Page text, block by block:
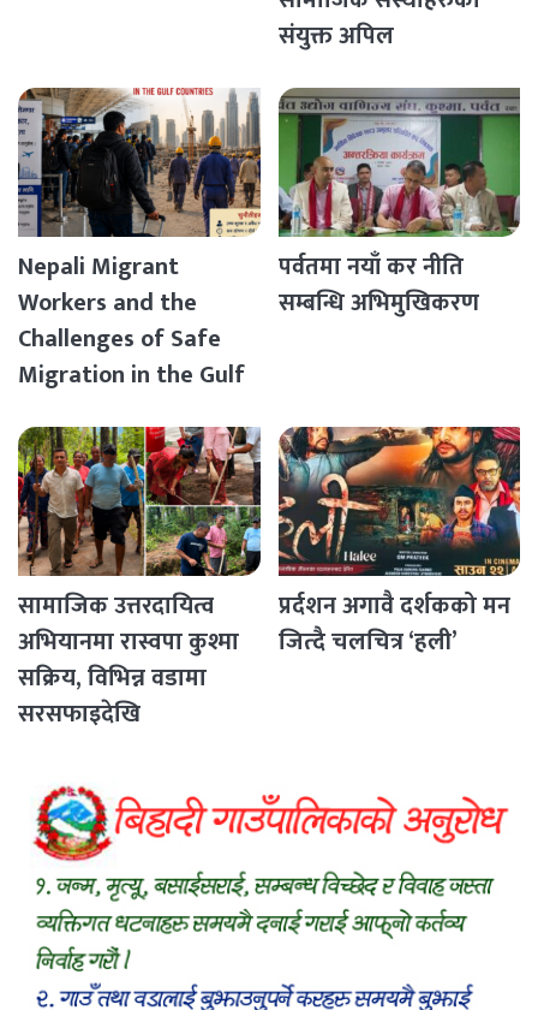
संयुक्त अपिल
Nepali Migrant
Workers and the
Challenges of Safe
Migration in the Gulf
पर्वतमा नयाँ कर नीति
सम्बन्धि अभिमुखिकरण
सामाजिक उत्तरदायित्व
अभियानमा रास्वपा कुश्मा
सक्रिय, विभिन्न वडामा
सरसफाइदेखि
प्रर्दशन अगावै दर्शकको मन
जित्दै चलचित्र ‘हली’